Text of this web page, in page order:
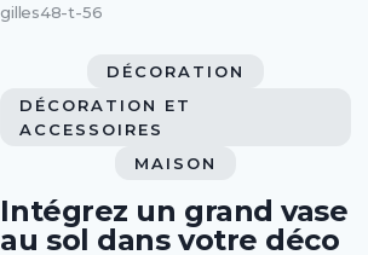
gilles48-t-56
DÉCORATION
DÉCORATION ET
ACCESSOIRES
MAISON
Intégrez un grand vase
au sol dans votre déco